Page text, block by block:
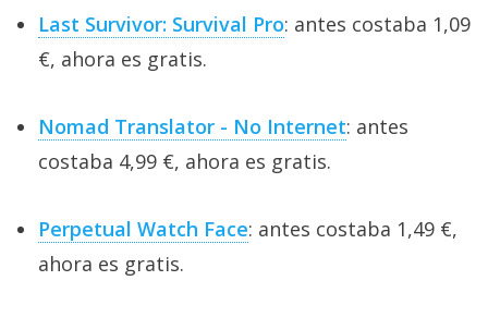
Last Survivor: Survival Pro: antes costaba 1,09
€, ahora es gratis.
Nomad Translator - No Internet: antes
costaba 4,99 €, ahora es gratis.
Perpetual Watch Face: antes costaba 1,49 €,
ahora es gratis.